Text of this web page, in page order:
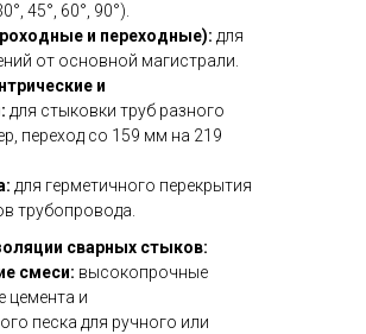
45°, 60°, 90°).
и переходные): для
от основной магистрали.
и
для стыковки труб разного
переход со 159 мм на 219
для герметичного перекрытия
трубопровода.
сварных стыков:
смеси: высокопрочные
цемента и
песка для ручного или